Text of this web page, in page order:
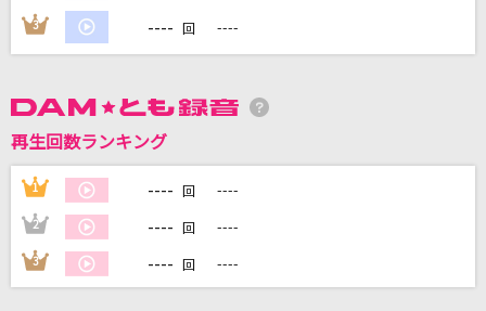
カラオケ最新情報をチェック！
3 ---- 回 ----
再生回数ランキング
1 ---- 回 ----
2 ---- 回 ----
3 ---- 回 ----